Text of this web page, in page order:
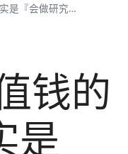
了，就是会自己把事搞明白
钱的
是